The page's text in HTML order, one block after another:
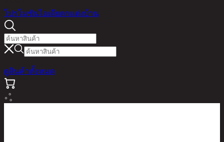
โปรโมชันไอเดียตกแต่งบ้าน
ดูสินค้าทั้งหมด